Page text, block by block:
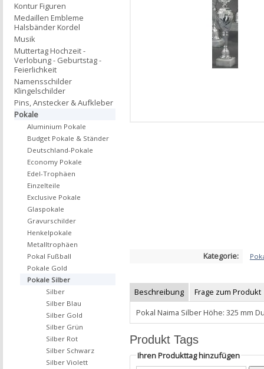
Kategorie:
Beschreibung
Frage zum Produkt
Pokal Naima Silber Höhe: 325 mm
Produkt Tags
Ihren Produkttag hinzufügen
Kontur Figuren
Medaillen Embleme
Halsbänder Kordel
Musik
Muttertag Hochzeit -
Verlobung - Geburtstag -
Feierlichkeit
Namensschilder
Klingelschilder
Pins, Anstecker & Aufkleber
Pokale
Aluminium Pokale
Budget Pokale & Ständer
Deutschland-Pokale
Economy Pokale
Edel-Trophäen
Einzelteile
Exclusive Pokale
Glaspokale
Gravurschilder
Henkelpokale
Metalltrophäen
Pokal Fußball
Pokale Gold
Pokale Silber
Silber
Silber Blau
Silber Gold
Silber Grün
Silber Rot
Silber Schwarz
Silber Violett